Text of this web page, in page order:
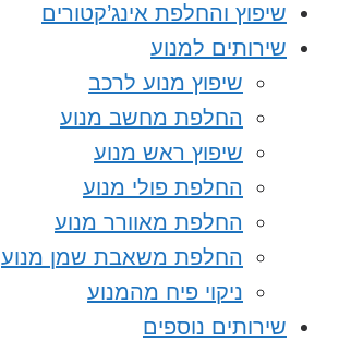
שיפוץ והחלפת אינג’קטורים
שירותים למנוע
שיפוץ מנוע לרכב
החלפת מחשב מנוע
שיפוץ ראש מנוע
החלפת פולי מנוע
החלפת מאוורר מנוע
החלפת משאבת שמן מנוע
ניקוי פיח מהמנוע
שירותים נוספים